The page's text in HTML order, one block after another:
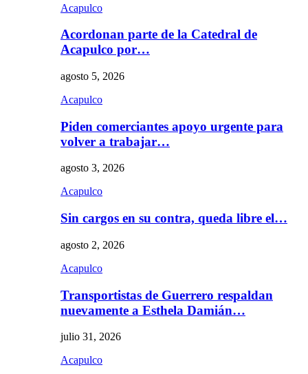
Acapulco
Acordonan parte de la Catedral de
Acapulco por…
agosto 5, 2026
Acapulco
Piden comerciantes apoyo urgente para
volver a trabajar…
agosto 3, 2026
Acapulco
Sin cargos en su contra, queda libre el…
agosto 2, 2026
Acapulco
Transportistas de Guerrero respaldan
nuevamente a Esthela Damián…
julio 31, 2026
Acapulco